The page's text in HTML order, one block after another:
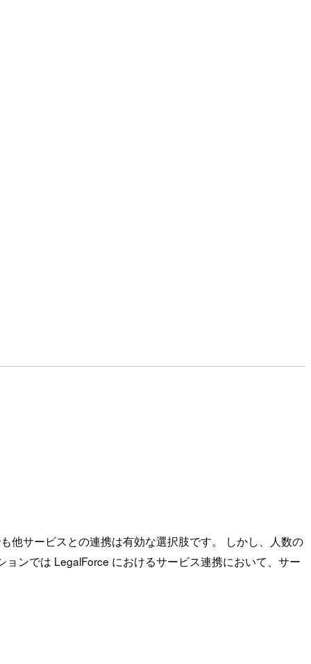
他サービスとの連携は有効な選択肢です。 しかし、人数の
ンでは LegalForce におけるサービス連携において、サー